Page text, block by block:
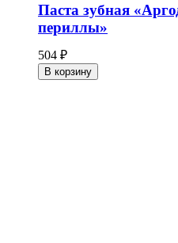
Паста зубная
периллы»
504 ₽
В корзину